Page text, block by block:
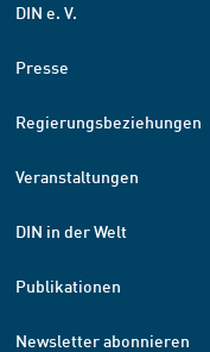
DIN e. V.
Presse
Regierungsbeziehungen
Veranstaltungen
DIN in der Welt
Publikationen
Newsletter abonnieren